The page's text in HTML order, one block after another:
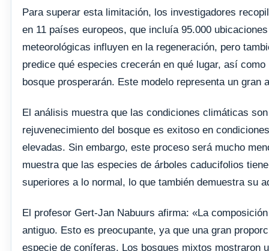
Para superar esta limitación, los investigadores
en 11 países europeos, que incluía 95.000
meteorológicas influyen en la regeneración, pero
predice qué especies crecerán en qué lugar, así
bosque prosperarán. Este modelo representa un
El análisis muestra que las condiciones climáticas
rejuvenecimiento del bosque es exitoso en
elevadas. Sin embargo, este proceso será mucho
muestra que las especies de árboles caducifolios
superiores a lo normal, lo que también demuestra su
El profesor Gert-Jan Nabuurs afirma: «La
antiguo. Esto es preocupante, ya que una gran
especie de coníferas. Los bosques mixtos mostraron